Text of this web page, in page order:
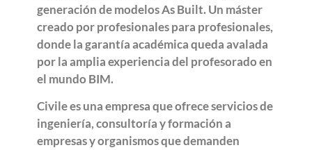
generación de modelos As Built. Un máster
creado por profesionales para profesionales,
donde la garantía académica queda avalada
por la amplia experiencia del profesorado en
el mundo BIM.
Civile es una empresa que ofrece servicios de
ingeniería, consultoría y formación a
empresas y organismos que demanden